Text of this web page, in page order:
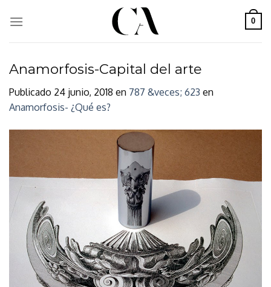
0
Anamorfosis-Capital del arte
Publicado 24 junio, 2018 en 787 &veces; 623 en
Anamorfosis- ¿Qué es?